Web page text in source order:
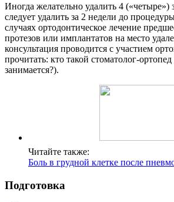
Иногда желательно удалить 4 («четыре»)
следует удалить за 2 недели до
случаях ортодонтическое лечение
протезов или имплантатов на место
консультация проводится с участием
прочитать: кто такой стоматолог-
занимается?).
Читайте также:
Боль в грудной клетке после
Подготовка